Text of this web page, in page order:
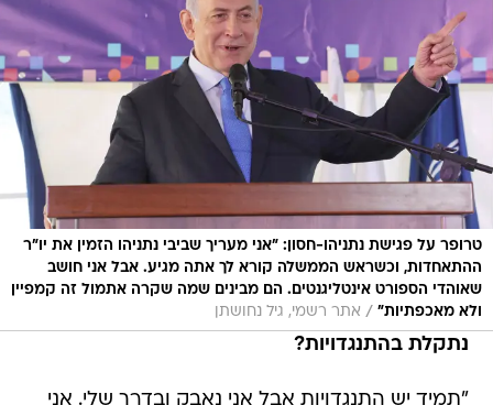
טרופר על פגישת נתניהו-חסון: "אני מעריך שביבי נתניהו הזמין את יו"ר
ההתאחדות, וכשראש הממשלה קורא לך אתה מגיע. אבל אני חושב
שאוהדי הספורט אינטליגנטים. הם מבינים שמה שקרה אתמול זה קמפיין
ולא מאכפתיות" / אתר רשמי, גיל נחושתן
נתקלת בהתנגדויות?
"תמיד יש התנגדויות אבל אני נאבק ובדרך שלי. אני